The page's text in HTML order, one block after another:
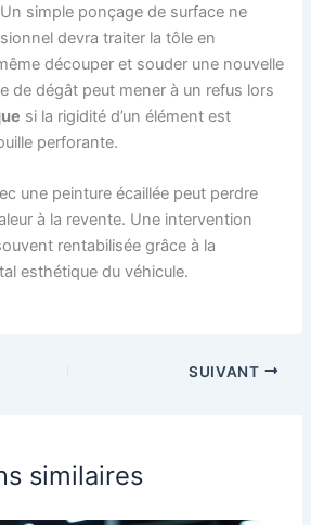
simple ponçage de surface ne
devra traiter la tôle en
découper et souder une nouvelle
de dégât peut mener à un refus lors
si la rigidité d’un élément est
perforante.
une peinture écaillée peut perdre
à la revente. Une intervention
rentabilisée grâce à la
esthétique du véhicule.
SUIVANT
similaires